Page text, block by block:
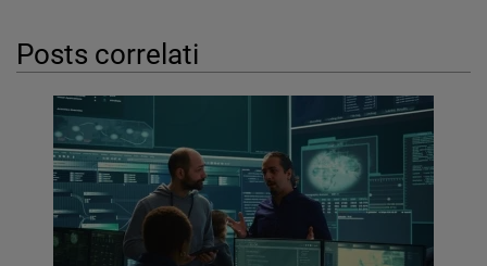
Posts correlati